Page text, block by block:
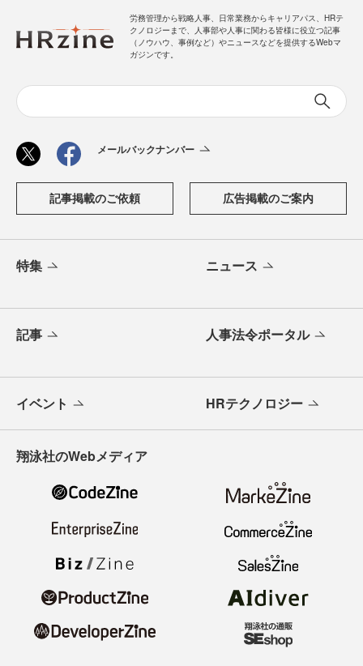
労務管理から戦略人事、日常業務からキャリアパス、HRテ
クノロジーまで、人事部や人事に関わる皆様に役立つ記事
（ノウハウ、事例など）やニュースなどを提供するWebマ
ガジンです。
メールバックナンバー
記事掲載のご依頼 広告掲載のご案内
特集 ニュース
記事 人事法令ポータル
イベント HRテクノロジー
翔泳社のWebメディア